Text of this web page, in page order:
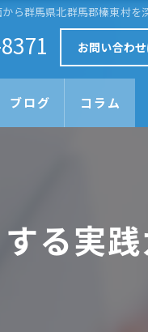
ら群馬県北群馬郡榛東村を
お問い合わ
ブログ コラム
る実